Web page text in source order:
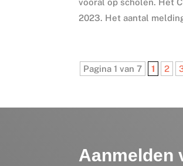
2023. Het aantal
Pagina 1 van 7 1 2
Aanmelden